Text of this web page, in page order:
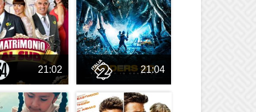
21:02 21:04